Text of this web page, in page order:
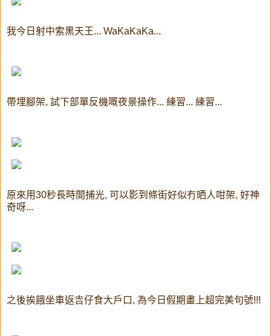
我今日射中索黑天王... WaKaKaKa...
帶埋腳架, 試下部單反機嘅夜景操作... 練習... 練習...
原來用30秒長時間捕光, 可以影到條街好似冇晒人咁架, 好神
奇呀...
之後挨餓坐車返吉仔食大戶口, 為今日假期畫上超完美句號!!!